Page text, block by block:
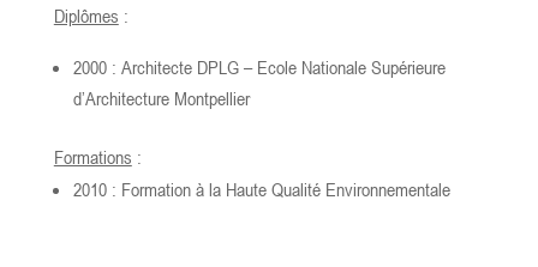
Diplômes :
2000 : Architecte DPLG – Ecole Nationale Supérieure
d’Architecture Montpellier
Formations :
2010 : Formation à la Haute Qualité Environnementale